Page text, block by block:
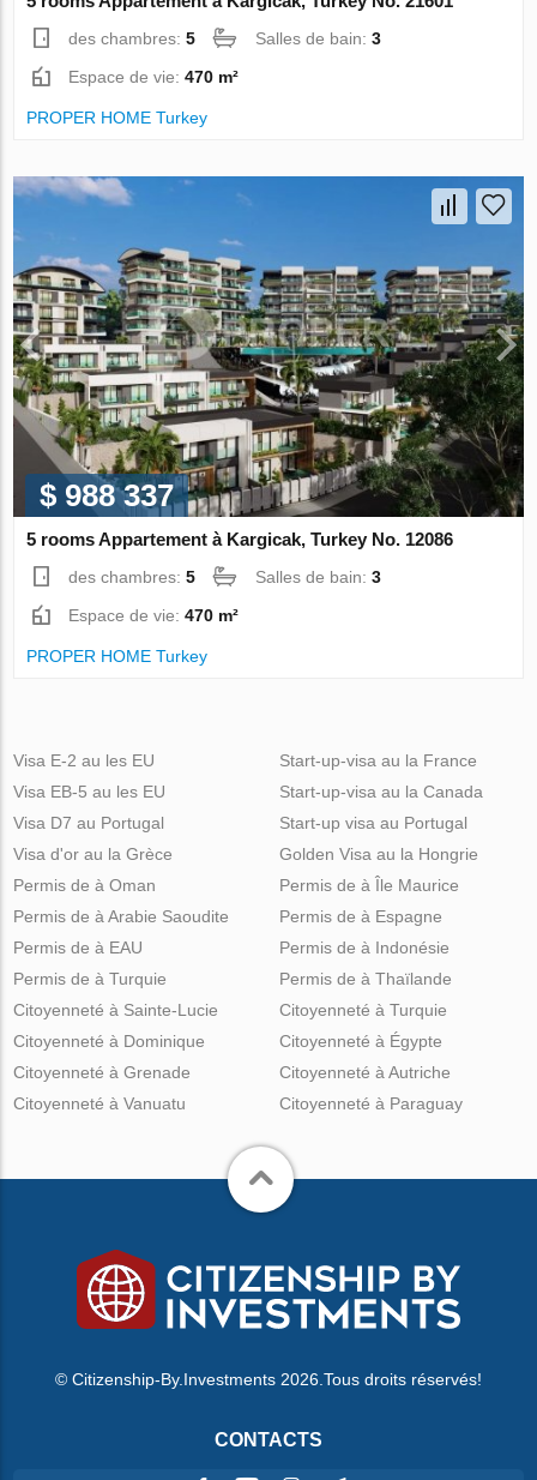
des chambres:5 Salles de bain:3
Espace de vie:470 m²
PROPER HOME Turkey
$ 988 337
5 rooms Appartement à Kargicak, Turkey No. 12086
des chambres:5 Salles de bain:3
Espace de vie:470 m²
PROPER HOME Turkey
Visa E-2 au les EU
Visa EB-5 au les EU
Visa D7 au Portugal
Visa d'or au la Grèce
Start-up-visa au la France
Start-up-visa au la Canada
Start-up visa au Portugal
Golden Visa au la Hongrie
Permis de à Oman
Permis de à Arabie Saoudite
Permis de à EAU
Permis de à Turquie
Permis de à Île Maurice
Permis de à Espagne
Permis de à Indonésie
Permis de à Thaïlande
Citoyenneté à Sainte-Lucie
Citoyenneté à Dominique
Citoyenneté à Grenade
Citoyenneté à Vanuatu
Citoyenneté à Turquie
Citoyenneté à Égypte
Citoyenneté à Autriche
Citoyenneté à Paraguay
© Citizenship-By.Investments 2026.Tous droits réservés!
CONTACTS